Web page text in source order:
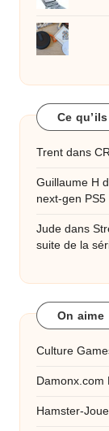
Ce
Trent dans
Guillaume H
next-gen PS5
Jude dans
suite de la
On aime
Culture
Damonx.com
Hamster-